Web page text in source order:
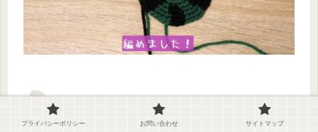
耳だし穴
プライバシーポリシー お問い合わせ サイトマップ